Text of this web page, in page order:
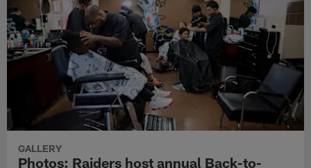
GALLERY
Photos: Raiders host annual Back-to-